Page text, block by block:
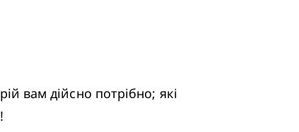
вам дійсно потрібно; які